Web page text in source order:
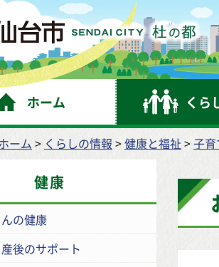
仙
ホーム くら
ーム > くらしの情報 >健康と福祉 >子
健康
の健康
後のサポート